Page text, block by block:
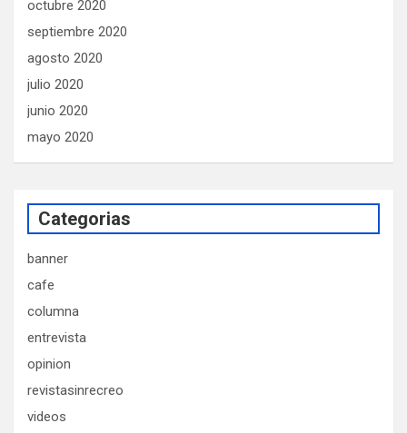
octubre 2020
septiembre 2020
agosto 2020
julio 2020
junio 2020
mayo 2020
Categorias
banner
cafe
columna
entrevista
opinion
revistasinrecreo
videos